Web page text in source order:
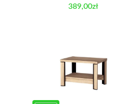
389,00zł